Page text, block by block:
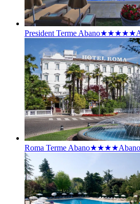
President Terme Abano★★★★★
Roma Terme Abano★★★★